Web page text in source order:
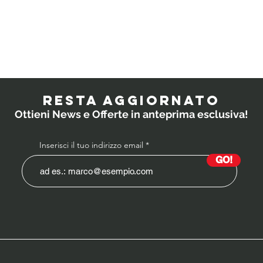
probiotici
medici ai
bambini?
RESTA AGGIORNATO
Ottieni News e Offerte in anteprima esclusiva!
Inserisci il tuo indirizzo email
GO!